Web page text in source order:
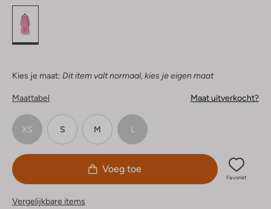
Kies je maat: Dit item valt normaal, kies je eigen maat
Maattabel Maat uitverkocht?
XS S M L
Voeg toe
Favoriet
Vergelijkbare items